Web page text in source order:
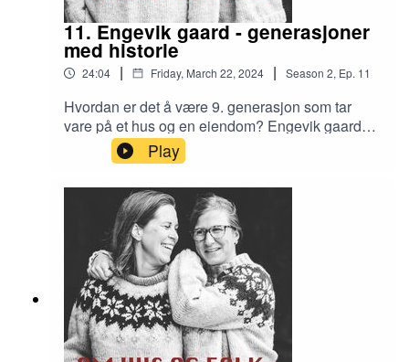
11. Engevik gaard - generasjoner
med historie
24:04 | Friday, March 22, 2024 | Season 2, Ep. 11
Hvordan er det å være 9. generasjon som tar
vare på et hus og en eiendom? Engevik gaard
ligger idyllisk til ved Sævareid i Fusa kommune.
Her har Loren tatt over driften og vedlikeholdet
og snakker om hvordan det er å vokse opp midt i
familiehistorien og hvordan det føles skrive neste
kapittel.
Play